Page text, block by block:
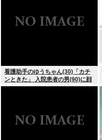
看護助手のゆうちゃん(30)「カチ
ンときた」 入院患者の男(90)に顔
面パンチを叩き込む 逮捕